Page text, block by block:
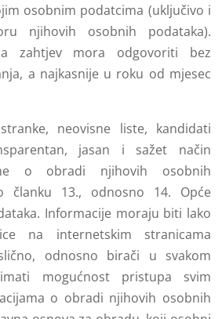
osobnim podatcima (uključivo i
njihovih osobnih podataka).
zahtjev mora odgovoriti bez
a najkasnije u roku od mjesec
neovisne liste, kandidati
jasan i sažet način
o obradi njihovih osobnih
članku 13., odnosno 14. Opće
Informacije moraju biti lako
na internetskim stranicama
odnosno birači u svakom
mogućnost pristupa svim
o obradi njihovih osobnih